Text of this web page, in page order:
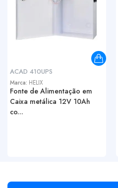
ACAD 410UPS
Marca: HELIX
Fonte de Alimentação em
Caixa metálica 12V 10Ah
co...